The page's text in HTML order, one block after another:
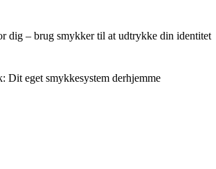
dig – brug smykker til at udtrykke din identitet
Dit eget smykkesystem derhjemme